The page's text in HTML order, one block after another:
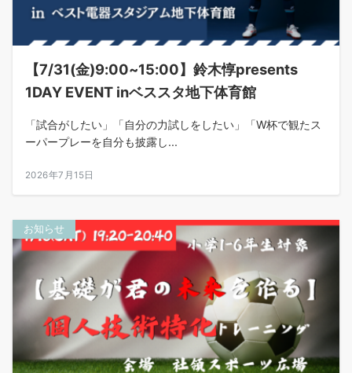
【7/31(金)9:00~15:00】鈴木惇presents
1DAY EVENT inベススタ地下体育館
「試合がしたい」「自分の力試しをしたい」「W杯で観たス
ーパープレーを自分も披露し...
2026年7月15日
お知らせ